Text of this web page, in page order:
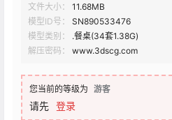
文件大小：
11.68MB
模型ID号：
SN890533476
模型类别：
.餐桌(34套1.38G)
解压密码：
www.3dscg.com
您当前的等级为 游客
请先 登录